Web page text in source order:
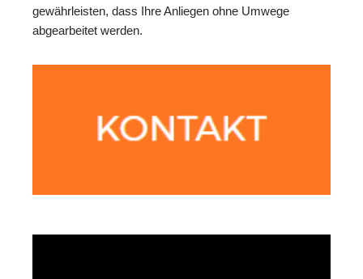
gewährleisten, dass Ihre Anliegen ohne Umwege
abgearbeitet werden.